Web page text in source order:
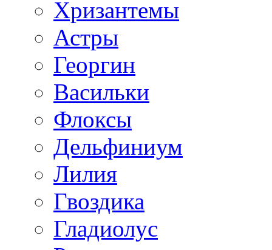
Хризантемы
Астры
Георгин
Васильки
Флоксы
Дельфиниум
Лилия
Гвоздика
Гладиолус